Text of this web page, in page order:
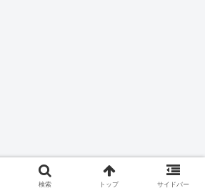
検索 トップ サイドバー